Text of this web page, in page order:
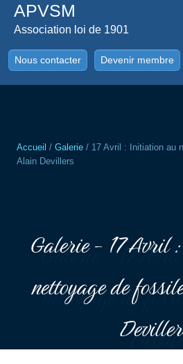
AllerAPVSM
Association loi de 1901
Nous contacter Devenir membre
Accueil / Galerie / 17 Avril : Initiation au
Alain Devillers
Galerie - 17 Avril
nettoyage de